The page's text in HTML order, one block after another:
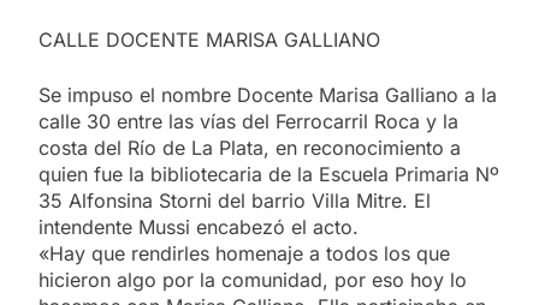
CALLE DOCENTE MARISA GALLIANO
Se impuso el nombre Docente Marisa Galliano a la
calle 30 entre las vías del Ferrocarril Roca y la
costa del Río de La Plata, en reconocimiento a
quien fue la bibliotecaria de la Escuela Primaria Nº
35 Alfonsina Storni del barrio Villa Mitre. El
intendente Mussi encabezó el acto.
«Hay que rendirles homenaje a todos los que
hicieron algo por la comunidad, por eso hoy lo